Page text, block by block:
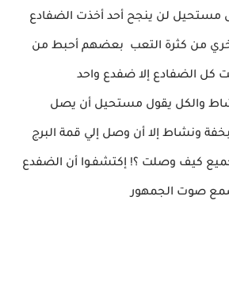
مستحيل لن ينجح أحد أخذت الضفادع
من كثرة التعب بعضهم أحبط من
كل الضفادع إلا ضفدع واحد
والكل يقول مستحيل أن يصل
ونشاط إلا أن وصل إلي قمة البرج
كيف وصلت ؟! إكتشفـوا أن الضفدع
صوت الجمهور